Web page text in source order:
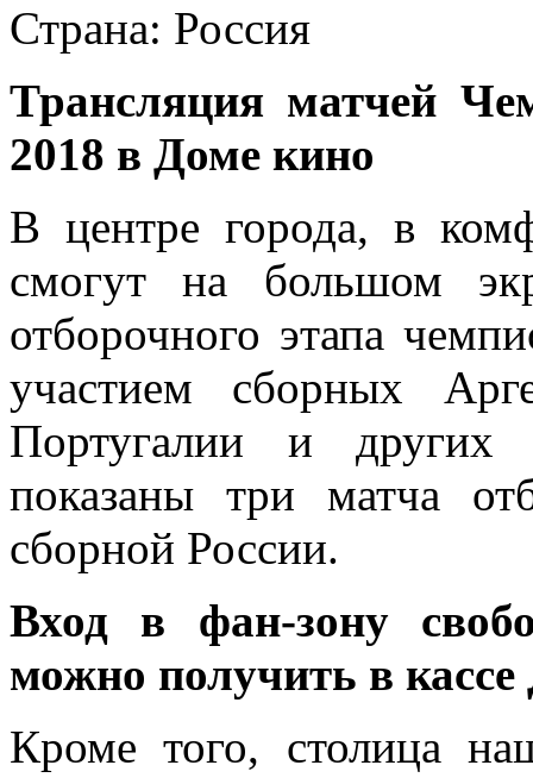
Страна: Россия
Трансляция матчей
2018 в Доме кино
В центре города, в
смогут на большом
отборочного этапа
участием сборных
Португалии и
показаны три матча
сборной России.
Вход в фан-зону
можно получить в
Кроме того, столица